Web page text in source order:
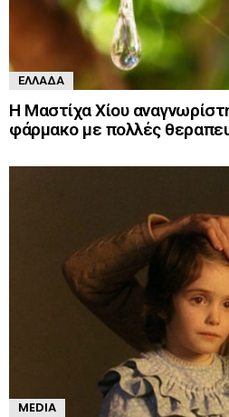
ΕΛΛΆΔΑ
Η Μαστίχα Χίου
φάρμακο με πολλές
MEDIA